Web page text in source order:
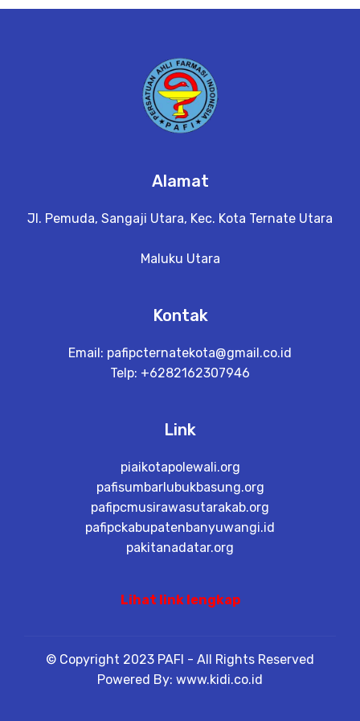
Alamat
Jl. Pemuda, Sangaji Utara, Kec. Kota Ternate Utara
Maluku Utara
Kontak
Email: pafipcternatekota@gmail.co.id
Telp: +6282162307946
Link
piaikotapolewali.org
pafisumbarlubukbasung.org
pafipcmusirawasutarakab.org
pafipckabupatenbanyuwangi.id
pakitanadatar.org
Lihat link lengkap
© Copyright 2023 PAFI - All Rights Reserved
Powered By: www.kidi.co.id